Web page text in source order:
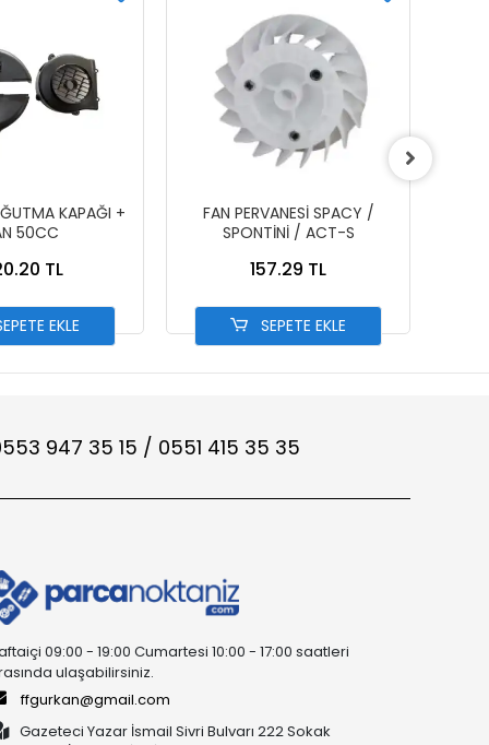
KAPAĞI +
50CC
TL
EKLE
FAN PERVANESİ SPACY /
SPONTİNİ / ACT-S
157.29 TL
SEPETE EKLE
947 35 15 / 0551 415 35 35
09:00 - 19:00 Cumartesi 10:00 - 17:00 saatleri
ulaşabilirsiniz.
ffgurkan@gmail.com
Gazeteci Yazar İsmail Sivri Bulvarı 222 Sokak